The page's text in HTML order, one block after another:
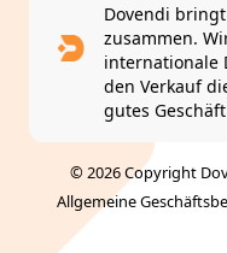
Dovendi
zusammen.
internationale
den Verkauf
gutes
© 2026 Copyright
Allgemeine